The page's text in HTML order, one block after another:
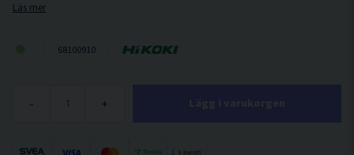
Läs mer
68100910
- +